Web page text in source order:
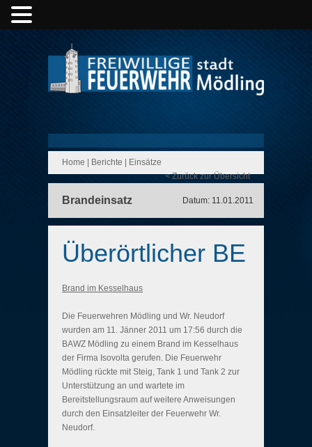
Home Berichte
Einsätze
< Zurück zur Übersicht
Brandeinsatz Datum: 11.01.2011
Überörtlicher BE
Brand im Kesselhaus
Die Feuerwehren Mödling und Wr. Neudorf
wurden am 11. Jänner 2011 um 17:56 durch die
BAWZ Mödling zu einem Brand im Kesselhaus
der Firma Isovolta gerufen. Die Feuerwehr
Mödling rückte mit Steig, Tank 1 und Tank 2 zur
Unterstützung an und wartete im
Bereitstellungsraum auf weitere Anweisungen
durch den Einsatzleiter der Feuerwehr Wr.
Neudorf.